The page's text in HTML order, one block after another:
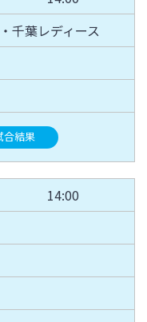
千葉レディース
合結果
14:00